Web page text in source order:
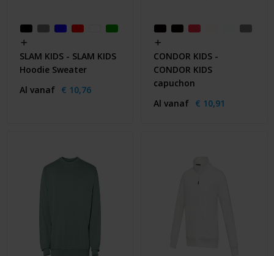
SLAM KIDS - SLAM KIDS
Hoodie Sweater
Al vanaf € 10,76
CONDOR KIDS -
CONDOR KIDS
capuchon
Al vanaf € 10,91